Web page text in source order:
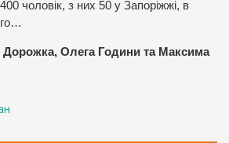
чоловік, з них 50 у Запоріжжі, в
Дорожка, Олега Години та Максима